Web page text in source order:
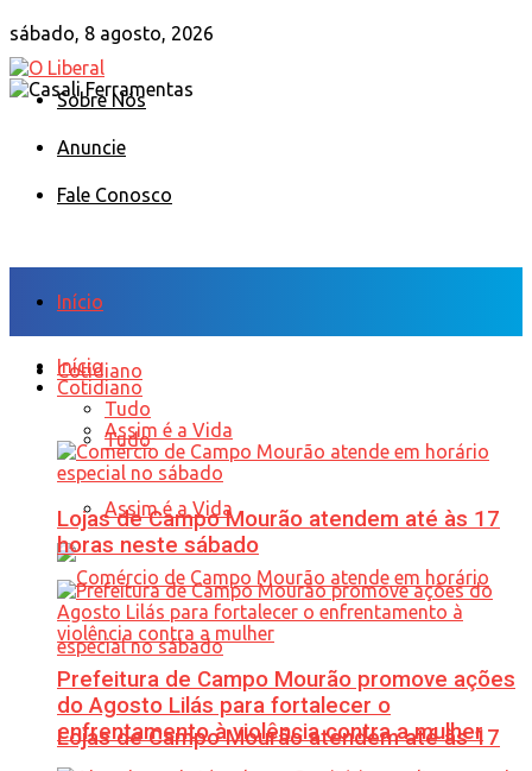
sábado, 8 agosto, 2026
Sobre Nós
Anuncie
Fale Conosco
Início
Cotidiano
Tudo
Assim é a Vida
Lojas de Campo Mourão atendem até às 17
Início
Cotidiano
Tudo
Assim é a Vida
Lojas de Campo Mourão atendem até às 17
horas neste sábado
Prefeitura de Campo Mourão promove ações
do Agosto Lilás para fortalecer o
enfrentamento à violência contra a mulher